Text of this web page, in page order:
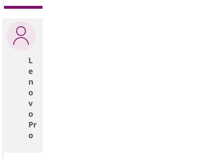
L
e
n
o
v
o
Pr
o